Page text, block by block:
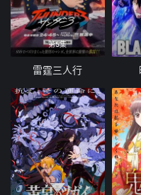
第5集
雷霆三人行